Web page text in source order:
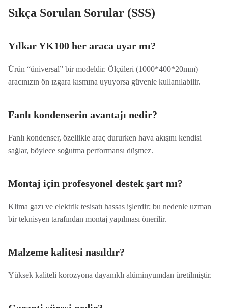
Sıkça Sorulan Sorular (SSS)
Yılkar YK100 her araca uyar mı?
Ürün “üniversal” bir modeldir. Ölçüleri (1000*400*20mm)
aracınızın ön ızgara kısmına uyuyorsa güvenle kullanılabilir.
Fanlı kondenserin avantajı nedir?
Fanlı kondenser, özellikle araç dururken hava akışını kendisi
sağlar, böylece soğutma performansı düşmez.
Montaj için profesyonel destek şart mı?
Klima gazı ve elektrik tesisatı hassas işlerdir; bu nedenle uzman
bir teknisyen tarafından montaj yapılması önerilir.
Malzeme kalitesi nasıldır?
Yüksek kaliteli korozyona dayanıklı alüminyumdan üretilmiştir.